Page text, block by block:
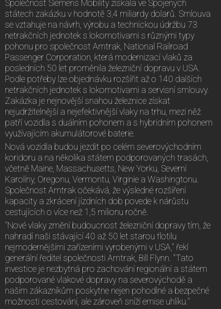
Společnost Siemens Mobility získala ve Spojených
státech zakázku v hodnotě 3,4 miliardy dolarů. Smlouva
se vztahuje na návrh, výrobu a technickou údržbu 73
netrakčních jednotek s lokomotivami s různými typy
pohonu pro společnost Amtrak, National Railroad
Passenger Corporation, která modernizací vlaků za
posledních 50 let proměnila železniční dopravu v USA.
Podle potřeby lze objednávku rozšířit až o 140 dalších
netrakčních jednotek s lokomotivami a servisní smlouvy.
Zakázka je nejnovější snahou železnice získat
nejudržitelnější a nejefektivnější vlaky na trhu, mezi něž
patří vozidla s duálním pohonem a s hybridním pohonem
využívajícím akumulátorové baterie.
Nová vozidla budou jezdit po celém severovýchodním
koridoru a na několika státem podporovaných trasách,
včetně Maine, Massachusetts, New Yorku, Severní
Karolíny, Oregonu, Vermontu, Virginie a Washingtonu.
Společnost Amtrak očekává, že výsledné rozšíření
kapacity a zkrácení jízdních dob povede k nárůstu
cestujících o více než 1,5 milionu ročně.
"Nové vlaky změní budoucnost železniční dopravy tím, že
nahradí naši stávající 40 až 50 let starou flotilu
nejmodernějšími zařízeními vyrobenými v USA," řekl
generální ředitel společnosti Amtrak, Bill Flynn. "Tato
investice je nezbytná pro zachování regionální a státem
podporované vlakové dopravy na severovýchodě a
našim zákazníkům poskytne nejen pohodlné a bezpečné
možnosti cestování, ale zároveň sníží emise uhlíku."